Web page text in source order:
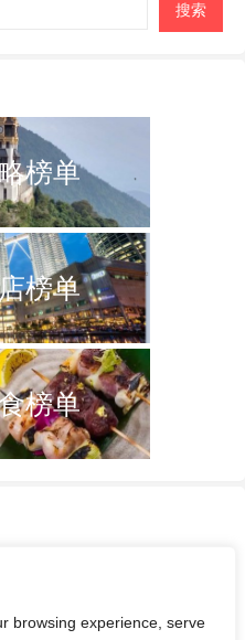
browsing experience, serve
搜索
榜单
榜单
榜单
票